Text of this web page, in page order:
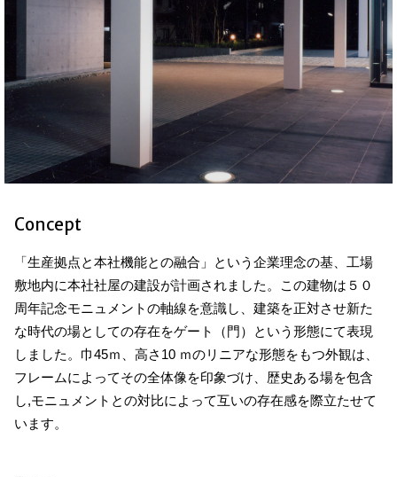
Concept
「生産拠点と本社機能との融合」という企業理念の基、工場
敷地内に本社社屋の建設が計画されました。この建物は５０
周年記念モニュメントの軸線を意識し、建築を正対させ新た
な時代の場としての存在をゲート（門）という形態にて表現
しました。巾45ｍ、高さ10 ｍのリニアな形態をもつ外観は、
フレームによってその全体像を印象づけ、歴史ある場を包含
し,モニュメントとの対比によって互いの存在感を際立たせて
います。